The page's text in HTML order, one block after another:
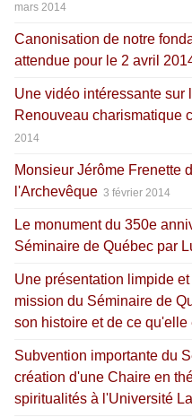
mars 2014
Canonisation de notre
attendue pour le 2 avril
Une vidéo intéressante sur
Renouveau charismatique
2014
Monsieur Jérôme Frenette
l'Archevêque 3 février 2014
Le monument du 350e
Séminaire de Québec par
Une présentation limpide
mission du Séminaire de
son histoire et de ce qu'elle
Subvention importante du
création d'une Chaire en
spiritualités à l'Université